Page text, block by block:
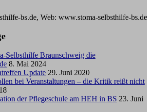
bs.de, Web: www.stoma-selbsthilfe-bs.de
Selbsthilfe Braunschweig die
8. Mai 2024
Update 29. Juni 2020
bei Veranstaltungen – die Kritik reißt nicht
der Pflegeschule am HEH in BS 23. Juni